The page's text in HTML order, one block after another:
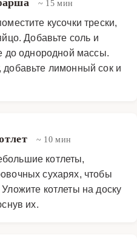
~ 15 мин
кусочки трески,
Добавьте соль и
до однородной массы.
лимонный сок и
~ 10 мин
котлеты,
сухарях, чтобы
котлеты на доску
их.